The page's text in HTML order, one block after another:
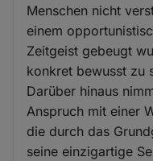
Menschen nicht
einem
Zeitgeist gebeugt
konkret bewusst zu
Darüber hinaus
Anspruch mit einer
die durch das
seine einzigartige